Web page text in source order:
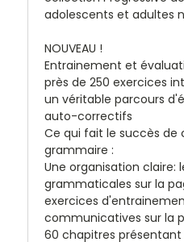
adolescents et adultes
NOUVEAU !
Entrainement et
près de 250 exercices
un véritable parcours
auto-correctifs
Ce qui fait le succès de
grammaire :
Une organisation claire:
grammaticales sur la
exercices
communicatives sur la
60 chapitres présentant